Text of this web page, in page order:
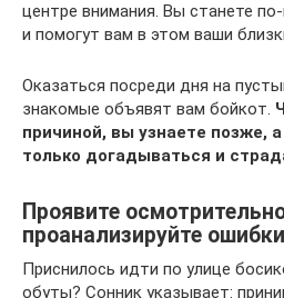
центре внимания. Вы станете
и помогут вам в этом ваши
Оказаться посреди дня на
знакомые объявят вам бойкот.
причиной, вы узнаете позже,
только догадываться и
Проявите
проанализируйте ошибки
Приснилось идти по улице
обуты? Сонник указывает: